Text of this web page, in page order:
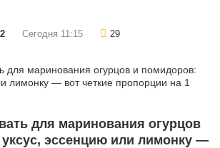
Сегодня 11:15 29
для маринования огурцов
эссенцию или лимонку —